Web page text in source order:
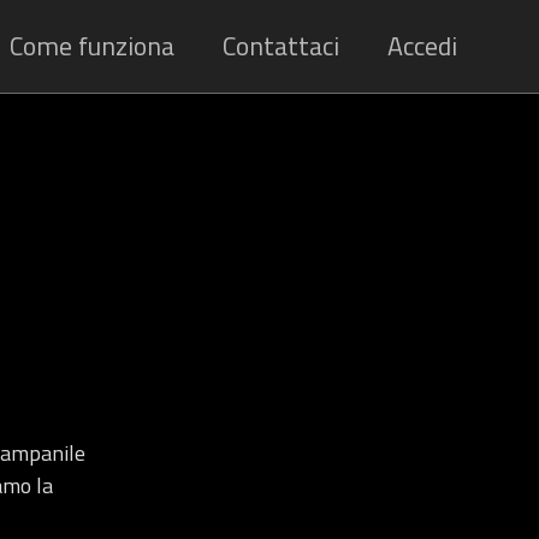
Come funziona Contattaci Accedi
la